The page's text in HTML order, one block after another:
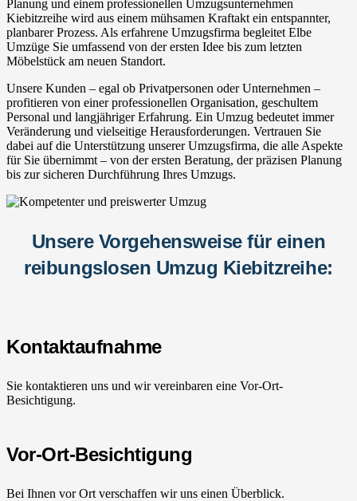
Planung und einem professionellen Umzugsunternehmen
Kiebitzreihe wird aus einem mühsamen Kraftakt ein entspannter,
planbarer Prozess. Als erfahrene Umzugsfirma begleitet Elbe
Umzüge Sie umfassend von der ersten Idee bis zum letzten
Möbelstück am neuen Standort.
Unsere Kunden – egal ob Privatpersonen oder Unternehmen –
profitieren von einer professionellen Organisation, geschultem
Personal und langjähriger Erfahrung. Ein Umzug bedeutet immer
Veränderung und vielseitige Herausforderungen. Vertrauen Sie
dabei auf die Unterstützung unserer Umzugsfirma, die alle Aspekte
für Sie übernimmt – von der ersten Beratung, der präzisen Planung
bis zur sicheren Durchführung Ihres Umzugs.
Unsere Vorgehensweise für einen
reibungslosen Umzug Kiebitzreihe:
Kontaktaufnahme
Sie kontaktieren uns und wir vereinbaren eine Vor-Ort-
Besichtigung.
Vor-Ort-Besichtigung
Bei Ihnen vor Ort verschaffen wir uns einen Überblick.